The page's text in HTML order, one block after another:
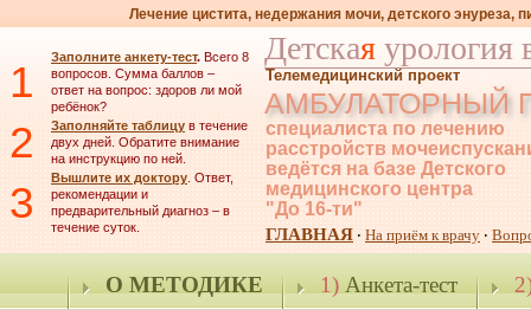
Лечение цистита, недержания мочи, детского энуреза,
1 Заполните анкету-тест. Всего 8
вопросов. Сумма баллов –
ответ на вопрос: здоров ли мой
ребёнок?
2 Заполняйте таблицу в течение
двух дней. Обратите внимание
на инструкцию по ней.
3 Вышлите их доктору. Ответ,
рекомендации и
предварительный диагноз – в
течение суток.
Детская урология
Телемедицинский проект
АМБУЛАТОРНЫЙ
специалиста по лечению
расстройств
ведётся на базе Детского
медицинского центра
"До 16-ти"
ГЛАВНАЯ · На приём к врачу ·
О МЕТОДИКЕ 1)Анкета-тест